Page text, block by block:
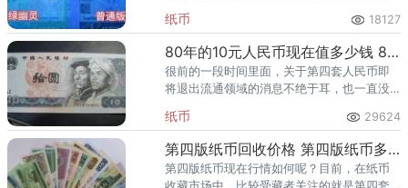
纸币 18127
80年的10元人民币现在值多少钱 80版10元纸币最新价格表
很前的一段时间里面，关于第四套人民币即
将退出流通领域的消息不绝于耳，也一直没
纸币 29624
第四版纸币回收价格 第四版纸币多少钱一张
第四版纸币现在行情如何呢？目前，在纸币